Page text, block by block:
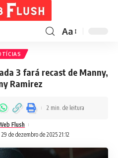
Aa
3 fará recast de Manny,
Ramirez
de dezembro de 2025 21:12
Flush
2 min. de leitura